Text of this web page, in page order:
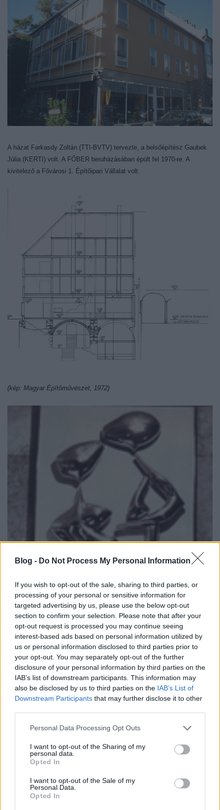
Blog - Do Not Process My Personal Information
If you wish to opt-out of the sale, sharing to third parties, or
processing of your personal or sensitive information for
targeted advertising by us, please use the below opt-out
section to confirm your selection. Please note that after your
opt-out request is processed you may continue seeing
interest-based ads based on personal information utilized by
us or personal information disclosed to third parties prior to
your opt-out. You may separately opt-out of the further
disclosure of your personal information by third parties on the
IAB’s list of downstream participants. This information may
also be disclosed by us to third parties on the IAB’s List of
Downstream Participants that may further disclose it to other
Please note that this website/app uses one or more Google
not limited to your visit or usage behaviour. You may click to
grant or deny consent to Google and its third-party tags to
use your data for below specified purposes in below Google
consent section.
Personal Data Processing Opt Outs
I want to opt-out of the Sharing of my
personal data.
Opted In
I want to opt-out of the Sale of my
Personal Data.
Opted In
A házat Farkasdy Zoltán (TTI-BVTV) tervezte, a belsőépítész Gaubek
Júlia (KERTI) volt. A FŐBER beruházásában épült fel 1970-re. A
kivitelező a Fővárosi 1. Építőipari Vállalat volt.
(kép: Magyar Építőművészet, 1972)
A korábban eltérő telekosztás jogi terheket is rótt a tervezőre: az Úri
utca 32 gótikus kapualjat magába foglaló épület része is. Így ennél a
háznál nem csak a várbéli környezet jelentett korlátozást, hanem a